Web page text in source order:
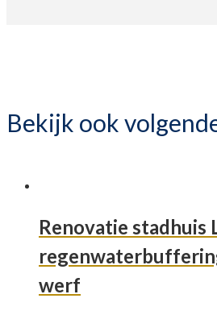
Bekijk ook
Renovatie stadhuis
werf